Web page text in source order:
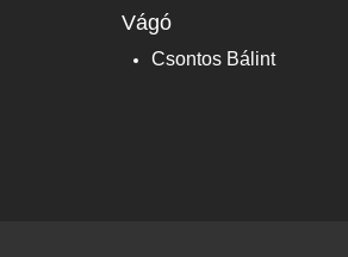
Vágó
Csontos Bálint